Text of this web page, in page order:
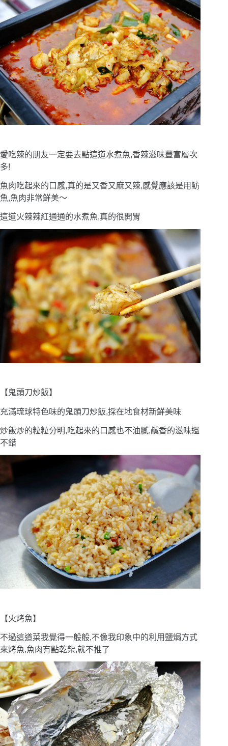
愛吃辣的朋友一定要去點這道水煮魚,香辣滋味豐富層次
多!
魚肉吃起來的口感,真的是又香又麻又辣,感覺應該是用魴
魚,魚肉非常鮮美〜
這道火辣辣紅通通的水煮魚,真的很開胃
【鬼頭刀炒飯】
充滿琉球特色味的鬼頭刀炒飯,採在地食材新鮮美味
炒飯炒的粒粒分明,吃起來的口感也不油膩,鹹香的滋味還
不錯
【火烤魚】
不過這道菜我覺得一般般,不像我印象中的利用鹽焗方式
來烤魚,魚肉有點乾柴,就不推了